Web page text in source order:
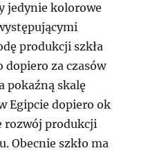
jedynie kolorowe
produkcji szkła
dopiero za czasów
pokaźną skalę
Egipcie dopiero ok
rozwój produkcji
Obecnie szkło ma